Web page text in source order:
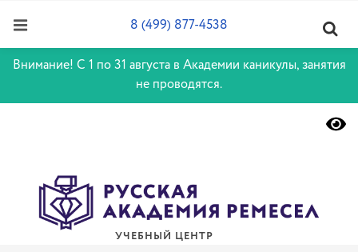
Внимание! С 1 по 31 августа в Академии каникулы, занятия
не проводятся.
УЧЕБНЫЙ ЦЕНТР
8 (499) 877-4538